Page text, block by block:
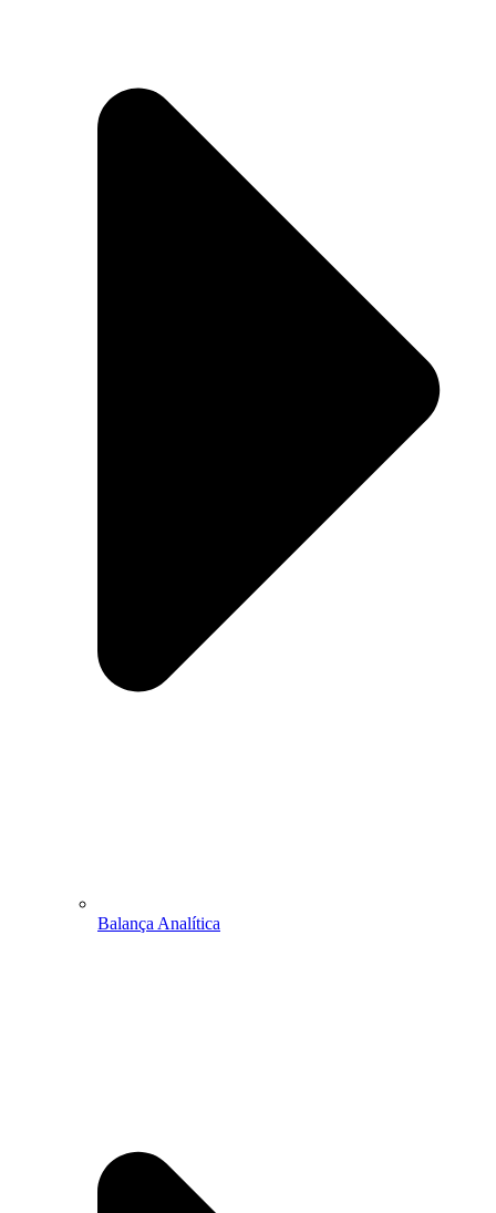
Balança Analítica